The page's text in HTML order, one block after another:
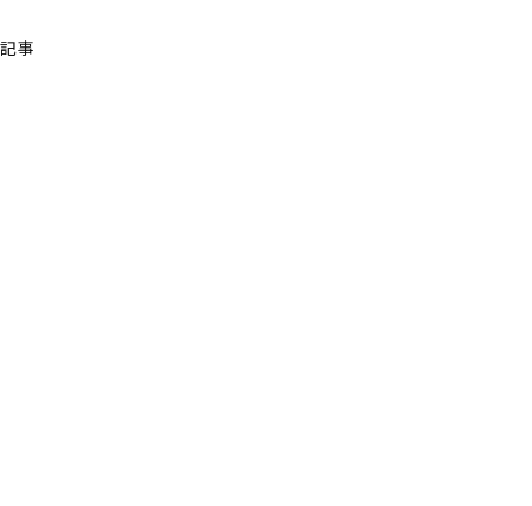
記事